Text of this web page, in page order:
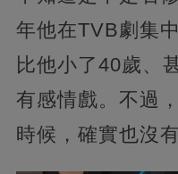
年他在TVB劇集
比他小了40歲、
有感情戲。不過
時候，確實也沒